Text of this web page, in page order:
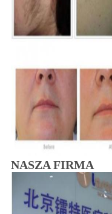
NASZA FIRMA